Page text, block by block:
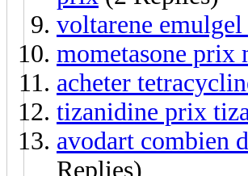
voltarene
mometasone prix
acheter
tizanidine prix
avodart combien
Replies)